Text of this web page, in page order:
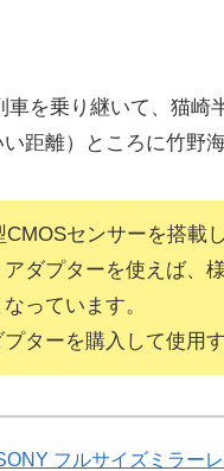
を乗り継いて、猫崎
距離）ところに竹野
センサーを搭載
ダプターを使えば、
っています。
ターを購入して使用
フルサイズミラー